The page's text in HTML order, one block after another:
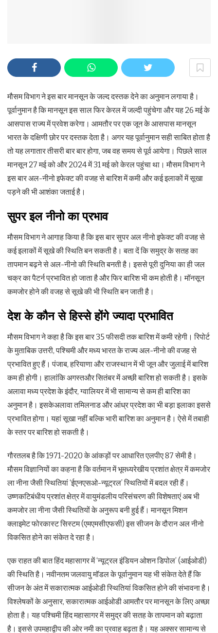
मौसम विभाग ने इस बार मानसून के जल्द दस्तक देने का अनुमान लगाया है।
पूर्वानुमान है कि मानसून इस साल फिर केरल में जल्दी पहुंचेगा और यह 26 मई के
आसपास राज्य में प्रवेश करेगा। आमतौर पर एक जून के आसपास मानसून
भारत के दक्षिणी छोर पर दस्तक देता है। अगर यह पूर्वानुमान सही साबित होता है
तो यह लगातार तीसरी बार बार होगा, जब वह समय से पूर्व आयेगा। पिछले साल
मानसून 27 मई को और 2024 में 31 मई को केरल पहुंचा था। मौसम विभाग ने
इस बार अल-नीनो इफेक्ट की वजह से बारिश में कमी और कई इलाकों में सूखा
पड़ने की भी आशंका जताई है।
सुपर इल नीनो का प्रभाव
मौसम विभाग ने आगाह किया है कि इस बार सुपर अल नीनो इफेक्ट की वजह से
कई इलाकों में सूखे की स्थिति बन सकती है। बता दें कि समुद्र के सतह का
तापमान बढ़ने से अल-नीनो की स्थिति बनती है। इससे पूरी दुनिया का ही जल
चक्र का पैटर्न प्रभावित हो जाता है और फिर बारिश भी कम होती है। मॉनसून
कमजोर होने की वजह से सूखे की भी स्थिति बन जाती है।
देश के कौन से हिस्से होंगे ज्यादा प्रभावित
मौसम विभाग ने कहा है कि इस बार 35 फीसदी तक बारिश में कमी रहेगी। रिपोर्ट
के मुताबिक उत्तरी, पश्चिमी और मध्य भारत के राज्य अल-नीनो की वजह से
प्रभावित हुए हैं। पंजाब, हरियाणा और राजस्थान में भी जून और जुलाई में बारिश
कम ही होगी। हालांकि अगस्तऔर सितंबर में अच्छी बारिश हो सकती है। इसके
अलावा मध्य प्रदेश के इंदौर, ग्वालियर में भी सामान्य से कम ही बारिश का
अनुमान है। इसकेअलावा तमिलनाड और आंध्र प्रदेश का भी बड़ा इलाका इससे
प्रभावित होगा। यहां सूखा नहीं बल्कि भारी बारिश का अनुमान है। ऐसे में तबाही
के स्तर पर बारिश हो सकती है।
गौरतलब है कि 1971-2020 के आंकड़ों पर आधारित एलपीए 87 सेमी है।
मौसम विज्ञानियों का कहना है कि वर्तमान में भूमध्यरेखीय प्रशांत क्षेत्र में कमजोर
ला नीना जैसी स्थितियां ‘ईएनएसओ-न्यूट्रल’ स्थितियों में बदल रही हैं।
उष्णकटिबंधीय प्रशांत क्षेत्र में वायुमंडलीय परिसंचरण की विशेषताएं अब भी
कमजोर ला नीना जैसी स्थितियों के अनुरूप बनी हुई हैं। मानसून मिशन
क्लाइमेट फोरकास्ट सिस्टम (एमएमसीएफसी) इस सीजन के दौरान अल नीनो
विकसित होने का संकेत दे रहा है।
एक राहत की बात हिंद महासागर में ‘न्यूट्रल इंडियन ओशन डिपोल’ (आईओडी)
की स्थिति है। नवीनतम जलवायु मॉडल के पूर्वानुमान यह भी संकेत देते हैं कि
सीजन के अंत में सकारात्मक आईओडी स्थितियां विकसित होने की संभावना है।
विश्लेषकों के अनुसार, सकारात्मक आईओडी आमतौर पर मानसून के लिए अच्छा
होता है। यह पश्चिमी हिंद महासागर में समुद्र की सतह के तापमान को बढ़ाता
है। इससे उपमहाद्वीप की ओर नमी का प्रवाह बढ़ता है। यह अक्सर सामान्य से